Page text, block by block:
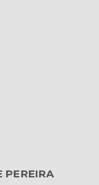
PEREIRA